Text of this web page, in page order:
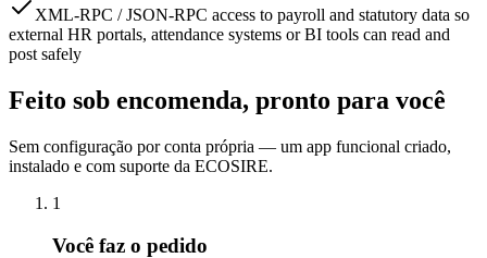
XML-RPC / JSON-RPC access to payroll and statutory data so
external HR portals, attendance systems or BI tools can read and
post safely
Feito sob encomenda, pronto para você
Sem configuração por conta própria — um app funcional criado,
instalado e com suporte da ECOSIRE.
1
Você faz o pedido